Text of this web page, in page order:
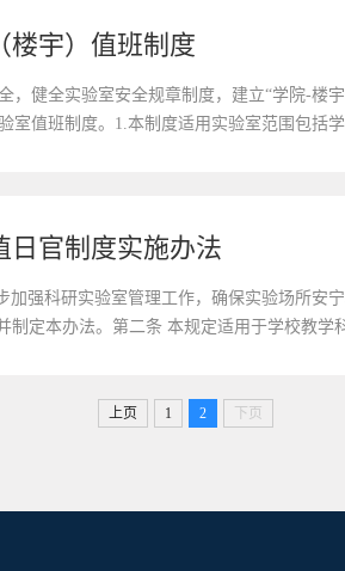
楼宇）值班制度
，健全实验室安全规章制度，建立“学院-楼
室值班制度。1.本制度适用实验室范围包括
日官制度实施办法
加强科研实验室管理工作，确保实验场所安
制定本办法。第二条 本规定适用于学校教
上页 1 2 下页